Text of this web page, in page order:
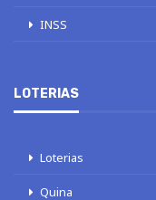
INSS
LOTERIAS
Loterias
Quina